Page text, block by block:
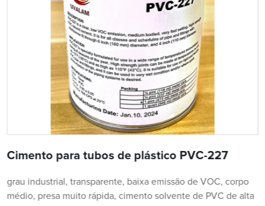
Cimento para tubos de plástico PVC-227
grau industrial, transparente, baixa emissão de VOC, corpo
médio, presa muito rápida, cimento solvente de PVC de alta